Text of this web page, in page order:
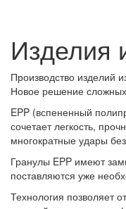
Изделия
Производство изделий
Новое решение
EPP (вспененный
сочетает легкость,
многократные удары
Гранулы EPP имеют
поставляются уже
Технология позволяет